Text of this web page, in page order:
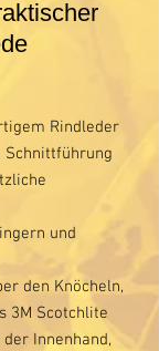
Rindleder
Schnittführung
und
den Knöcheln,
3M Scotchlite
Innenhand,